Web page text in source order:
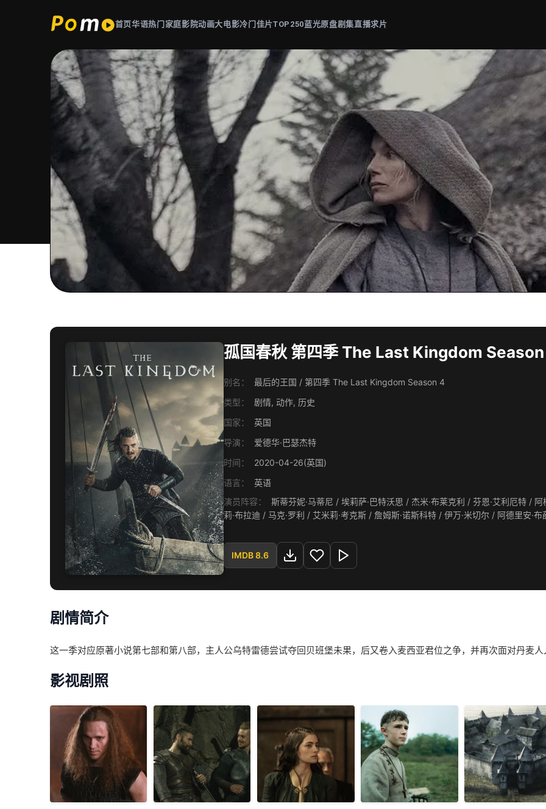
首页华语热门 家庭影院动画大电影冷门佳片TOP250蓝光原盘剧集直播求片
孤国春秋 第四季 The Last Kingdom
别名：
最后的王国 / 第四季 The Last Kingdom Season 4
类型：
剧情, 动作, 历史
国家：
英国
导演：
爱德华·巴瑟杰特
时间：
2020-04-26(英国)
语言：
英语
演员阵容：
斯蒂芬妮·马蒂尼 / 埃莉萨·巴特沃思 / 杰米·布莱克利 / 芬恩·艾利厄特 / 阿梅利亚·克拉克森 / 伊恩·哈特 / 阿纳斯·费达拉维修斯 / 米
莉·布拉迪 / 马克·罗利 / 艾米莉·考克斯 / 詹姆斯·诺斯科特 / 伊万·米切尔 / 阿德里安·布薛特 / 托比·瑞格波 / 蒂莫西·英纳斯 / 阿德里安·席勒 / 伊
IMDB 8.6
剧情简介
这一季对应原著小说第七部和第八部，主人公乌特雷德尝试夺回贝班堡未果，后又卷入麦西亚君位之争，并再次面对丹麦人
影视剧照